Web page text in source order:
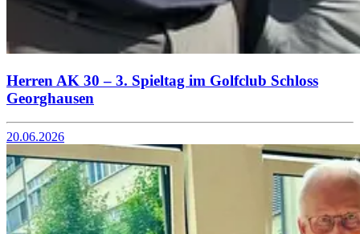
Herren AK 30 – 3. Spieltag im Golfclub Schloss
Georghausen
20.06.2026